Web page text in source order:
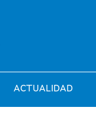
ACTUALIDAD